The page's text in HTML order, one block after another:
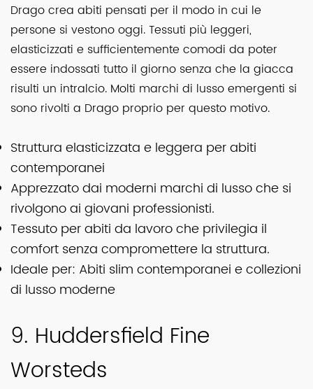
Drago crea abiti pensati per il modo in cui le
persone si vestono oggi. Tessuti più leggeri,
elasticizzati e sufficientemente comodi da poter
essere indossati tutto il giorno senza che la giacca
risulti un intralcio. Molti marchi di lusso emergenti si
sono rivolti a Drago proprio per questo motivo.
Struttura elasticizzata e leggera per abiti
contemporanei
Apprezzato dai moderni marchi di lusso che si
rivolgono ai giovani professionisti.
Tessuto per abiti da lavoro che privilegia il
comfort senza compromettere la struttura.
Ideale per: Abiti slim contemporanei e collezioni
di lusso moderne
9. Huddersfield Fine
Worsteds